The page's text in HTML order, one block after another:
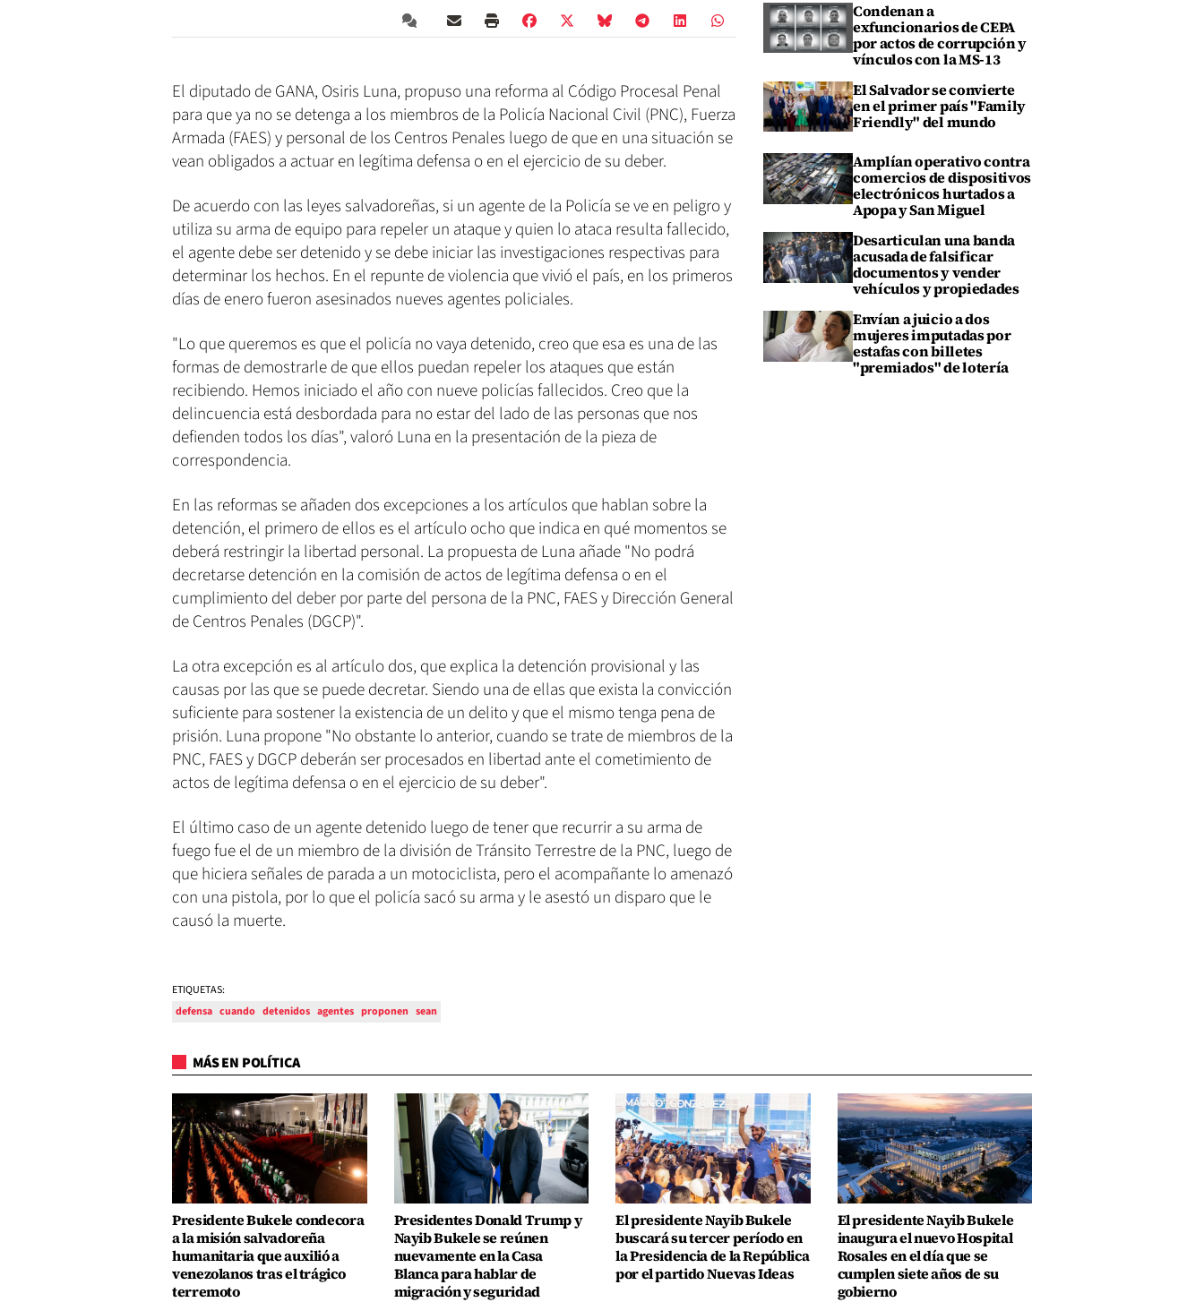
El diputado de GANA, Osiris Luna, propuso una reforma al Código Procesal Penal
para que ya no se detenga a los miembros de la Policía Nacional Civil (PNC), Fuerza
Armada (FAES) y personal de los Centros Penales luego de que en una situación se
vean obligados a actuar en legítima defensa o en el ejercicio de su deber.
De acuerdo con las leyes salvadoreñas, si un agente de la Policía se ve en peligro y
utiliza su arma de equipo para repeler un ataque y quien lo ataca resulta fallecido,
el agente debe ser detenido y se debe iniciar las investigaciones respectivas para
determinar los hechos. En el repunte de violencia que vivió el país, en los primeros
días de enero fueron asesinados nueves agentes policiales.
"Lo que queremos es que el policía no vaya detenido, creo que esa es una de las
formas de demostrarle de que ellos puedan repeler los ataques que están
recibiendo. Hemos iniciado el año con nueve policías fallecidos. Creo que la
delincuencia está desbordada para no estar del lado de las personas que nos
defienden todos los días", valoró Luna en la presentación de la pieza de
correspondencia.
En las reformas se añaden dos excepciones a los artículos que hablan sobre la
detención, el primero de ellos es el artículo ocho que indica en qué momentos se
deberá restringir la libertad personal. La propuesta de Luna añade "No podrá
decretarse detención en la comisión de actos de legítima defensa o en el
cumplimiento del deber por parte del persona de la PNC, FAES y Dirección General
de Centros Penales (DGCP)".
La otra excepción es al artículo dos, que explica la detención provisional y las
causas por las que se puede decretar. Siendo una de ellas que exista la convicción
suficiente para sostener la existencia de un delito y que el mismo tenga pena de
prisión. Luna propone "No obstante lo anterior, cuando se trate de miembros de la
PNC, FAES y DGCP deberán ser procesados en libertad ante el cometimiento de
actos de legítima defensa o en el ejercicio de su deber".
El último caso de un agente detenido luego de tener que recurrir a su arma de
fuego fue el de un miembro de la división de Tránsito Terrestre de la PNC, luego de
que hiciera señales de parada a un motociclista, pero el acompañante lo amenazó
con una pistola, por lo que el policía sacó su arma y le asestó un disparo que le
causó la muerte.
ETIQUETAS:
defensa cuando detenidos agentes proponen sean
Condenan a
exfuncionarios de CEPA
por actos de corrupción y
vínculos con la MS-13
El Salvador se convierte
en el primer país "Family
Friendly" del mundo
Amplían operativo contra
comercios de dispositivos
electrónicos hurtados a
Apopa y San Miguel
Desarticulan una banda
acusada de falsificar
documentos y vender
vehículos y propiedades
Envían a juicio a dos
mujeres imputadas por
estafas con billetes
"premiados" de lotería
MÁS EN POLÍTICA
Presidente Bukele condecora
a la misión salvadoreña
humanitaria que auxilió a
venezolanos tras el trágico
terremoto
Presidentes Donald Trump y
Nayib Bukele se reúnen
nuevamente en la Casa
Blanca para hablar de
migración y seguridad
El presidente Nayib Bukele
buscará su tercer período en
la Presidencia de la República
por el partido Nuevas Ideas
El presidente Nayib Bukele
inaugura el nuevo Hospital
Rosales en el día que se
cumplen siete años de su
gobierno